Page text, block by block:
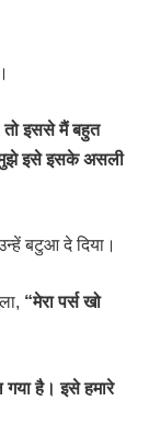
इससे मैं बहुत
मुझे इसे इसके असली
बटुआ दे दिया।
“मेरा पर्स खो
गया है। इसे हमारे